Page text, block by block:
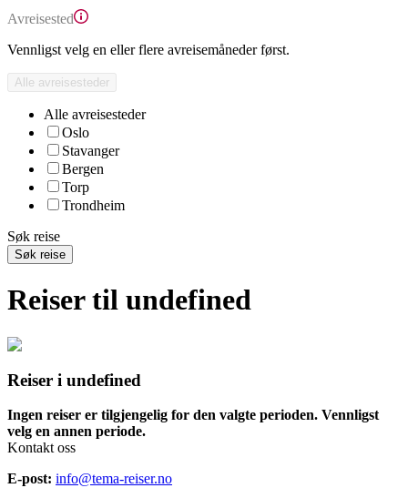
Avreisested
Vennligst velg en eller flere avreisemåneder først.
Alle avreisesteder
Alle avreisesteder
Oslo
Stavanger
Bergen
Torp
Trondheim
Søk reise
Søk reise
Reiser til undefined
Reiser i undefined
Ingen reiser er tilgjengelig for den valgte perioden. Vennligst
velg en annen periode.
Kontakt oss
E-post: info@tema-reiser.no